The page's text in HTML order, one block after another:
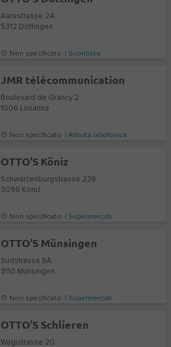
Aarestrasse 2A
5312 Döttingen
Non specificato | Scontista
JMR télécommunication
Boulevard de Grancy 2
1006
Losanna
Non specificato |Attività telefonica
OTTO'S Köniz
Schwarzenburgstrasse 236
3098 Köniz
Non specificato | Supermercati
OTTO'S Münsingen
Südstrasse 8A
3110 Münsingen
Non specificato | Supermercati
OTTO'S Schlieren
Wagistrasse 20